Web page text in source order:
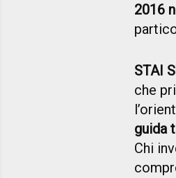
2016
STAI
che
guida
Chi